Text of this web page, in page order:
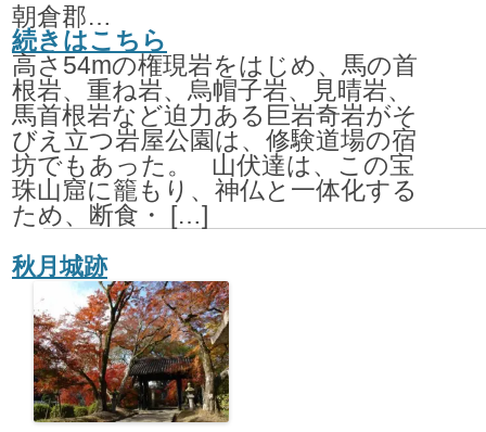
朝倉郡東峰村大字宝珠山4141
続きはこちら
高さ54mの権現岩をはじめ、馬の首
根岩、重ね岩、烏帽子岩、見晴岩、
馬首根岩など迫力ある巨岩奇岩がそ
びえ立つ岩屋公園は、修験道場の宿
坊でもあった。 山伏達は、この宝
珠山窟に籠もり、神仏と一体化する
ため、断食・ […]
秋月城跡